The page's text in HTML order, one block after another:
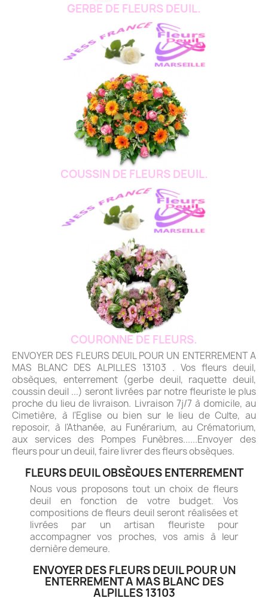
GERBE DE FLEURS DEUIL.
COUSSIN DE FLEURS DEUIL.
COURONNE DE FLEURS.
ENVOYER DES FLEURS DEUIL POUR UN ENTERREMENT A
MAS BLANC DES ALPILLES 13103 . Vos fleurs deuil,
obsèques, enterrement (gerbe deuil, raquette deuil,
coussin deuil ...) seront livrées par notre fleuriste le plus
proche du lieu de livraison. Livraison 7j/7 à domicile, au
Cimetière, à l'Eglise ou bien sur le lieu de Culte, au
reposoir, à l'Athanée, au Funérarium, au Crématorium,
aux services des Pompes Funèbres......Envoyer des
fleurs pour un deuil, faire livrer des fleurs obsèques.
FLEURS DEUIL OBSÈQUES ENTERREMENT
Nous vous proposons tout un choix de fleurs
deuil en fonction de votre budget. Vos
compositions de fleurs deuil seront réalisées et
livrées par un artisan fleuriste pour
accompagner vos proches, vos amis à leur
dernière demeure.
ENVOYER DES FLEURS DEUIL POUR UN
ENTERREMENT A MAS BLANC DES
ALPILLES 13103